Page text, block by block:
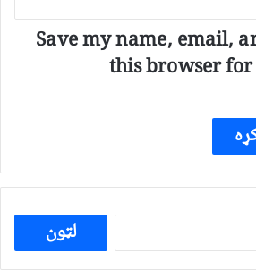
Save my name, email,
this browser
ددی
لپاره
لټون: